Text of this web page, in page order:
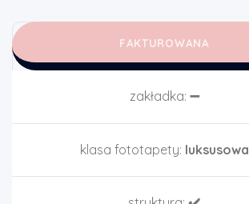
FAKTUROWANA
zakładka: ➖
klasa fototapety: luksusowa